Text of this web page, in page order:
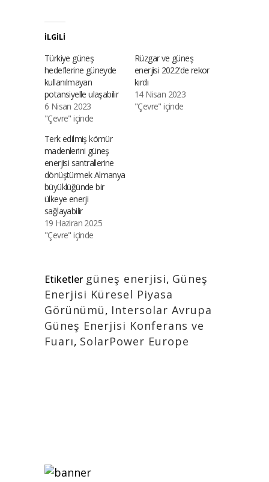
İLGILI
Türkiye güneş
hedeflerine güneyde
kullanılmayan
potansiyelle ulaşabilir
6 Nisan 2023
"Çevre" içinde
Rüzgar ve güneş
enerjisi 2022’de rekor
kırdı
14 Nisan 2023
"Çevre" içinde
Terk edilmiş kömür
madenlerini güneş
enerjisi santrallerine
dönüştürmek Almanya
büyüklüğünde bir
ülkeye enerji
sağlayabilir
19 Haziran 2025
"Çevre" içinde
Etiketler güneş enerjisi, Güneş
Enerjisi Küresel Piyasa
Görünümü, Intersolar Avrupa
Güneş Enerjisi Konferans ve
Fuarı, SolarPower Europe